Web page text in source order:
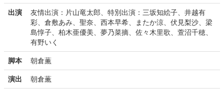
出演
友情出演：片山竜太郎、特別出演：三坂知絵子、井越有
彩、倉敷あみ、聖奈、西本早希、またか涼、伏見梨沙、梁
島惇子、柏木亜優美、夢乃菜摘、佐々木里歌、萱沼千穂、
有野いく
脚本 朝倉薫
演出 朝倉薫